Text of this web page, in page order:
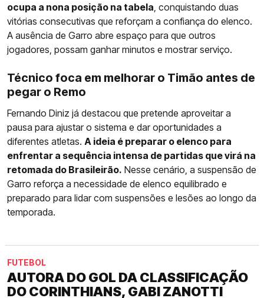
ocupa a nona posição na tabela , conquistando duas
vitórias consecutivas que reforçam a confiança do elenco.
A ausência de Garro abre espaço para que outros
jogadores, possam ganhar minutos e mostrar serviço.
Técnico foca em melhorar o Timão antes de
pegar o Remo
Fernando Diniz já destacou que pretende aproveitar a
pausa para ajustar o sistema e dar oportunidades a
diferentes atletas. A ideia é preparar o elenco para
enfrentar a sequência intensa de partidas que virá na
retomada do Brasileirão. Nesse cenário, a suspensão de
Garro reforça a necessidade de elenco equilibrado e
preparado para lidar com suspensões e lesões ao longo da
temporada.
FUTEBOL
AUTORA DO GOL DA CLASSIFICAÇÃO
DO CORINTHIANS, GABI ZANOTTI